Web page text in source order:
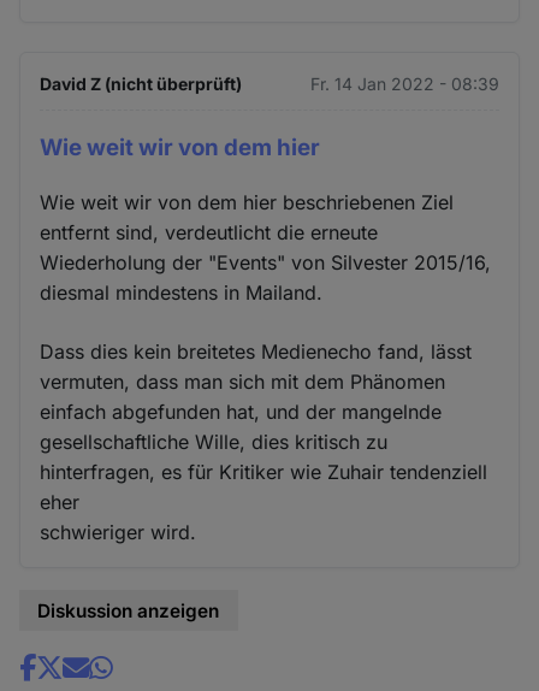
David Z (nicht überprüft) Fr. 14 Jan 2022 - 08:39
Wie weit wir von dem hier
Wie weit wir von dem hier beschriebenen Ziel
entfernt sind, verdeutlicht die erneute
Wiederholung der "Events" von Silvester 2015/16,
diesmal mindestens in Mailand.
Dass dies kein breitetes Medienecho fand, lässt
vermuten, dass man sich mit dem Phänomen
einfach abgefunden hat, und der mangelnde
gesellschaftliche Wille, dies kritisch zu
hinterfragen, es für Kritiker wie Zuhair tendenziell
eher
schwieriger wird.
Diskussion anzeigen